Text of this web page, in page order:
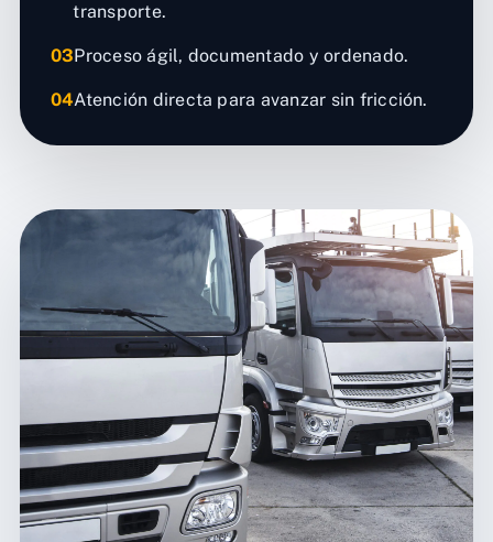
transporte.
03Proceso ágil, documentado y ordenado.
04Atención directa para avanzar sin fricción.